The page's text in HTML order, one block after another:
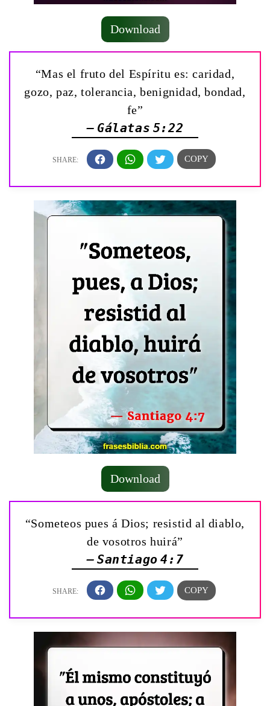
Download
“Mas el fruto del Espíritu es: caridad,
gozo, paz, tolerancia, benignidad, bondad,
fe”
— Gálatas 5:22
Download
“Someteos pues á Dios; resistid al diablo,
de vosotros huirá”
— Santiago 4:7